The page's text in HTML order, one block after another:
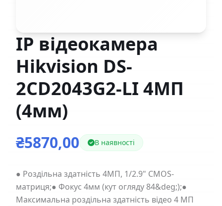
IP відеокамера
Hikvision DS-
2CD2043G2-LI 4МП
(4мм)
₴5870,00 В наявності
● Роздільна здатність 4МП, 1/2.9" CMOS-
матриця;● Фокус 4мм (кут огляду 84&deg;);●
Максимальна роздільна здатність відео 4 МП